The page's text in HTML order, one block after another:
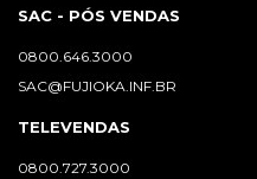
SAC - PÓS VENDAS
0800.646.3000
SAC@FUJIOKA.INF.BR
TELEVENDAS
0800.727.3000